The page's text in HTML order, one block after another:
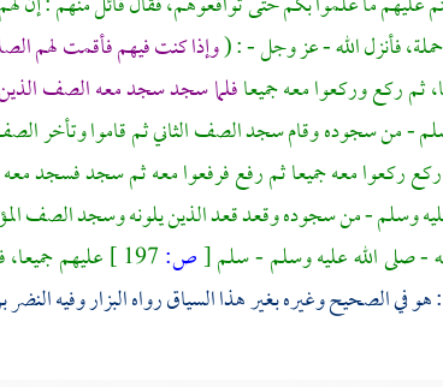
فأنزل الله - عز وجل - : (وإذا كنت فيهم فأقمت لهم
ثم ركع وركعوا معه جميعافلما سجد سجد معه الصف الذين
- من سجوده وقام سجد الصف الثاني ثم قاموا وتأخر
ركعوا معه جميعا ثم رفع فرفعوا معه ثم سجد فسجد معه
وسلم - من سجوده وقعد قعد الذين يلونه وسجد الصف
- صلى الله عليه وسلم - سلم[ص:
عليهم جميعا،
في الصحيح وغيره بغير هذا السياق رواهالبزاروفيهالنضر